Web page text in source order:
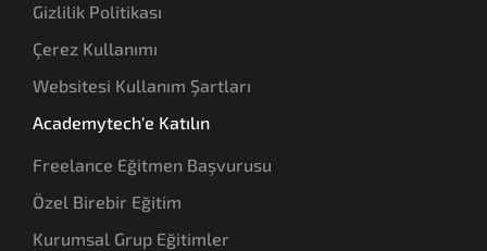
Gizlilik Politikası
Çerez Kullanımı
Websitesi Kullanım Şartları
Academytech'e Katılın
Freelance Eğitmen Başvurusu
Özel Birebir Eğitim
Kurumsal Grup Eğitimler